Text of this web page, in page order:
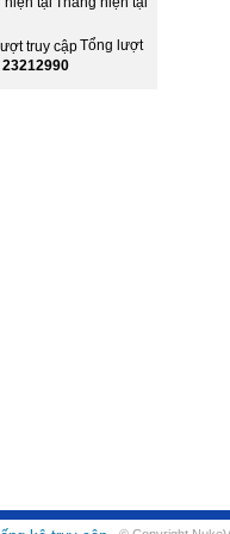
Tổng lượt
23212990